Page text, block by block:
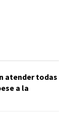
atender todas
a la